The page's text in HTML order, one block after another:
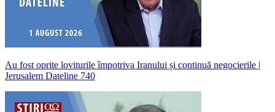
Au fost oprite loviturile împotriva Iranului și continuă negocierile |
Jerusalem Dateline 740